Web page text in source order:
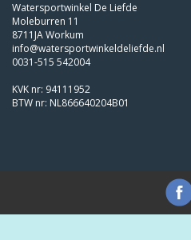
Watersportwinkel De Liefde
Moleburren 11
8711JA Workum
info@watersportwinkeldeliefde.nl
0031-515 542004
KVK nr: 94111952
BTW nr: NL866640204B01